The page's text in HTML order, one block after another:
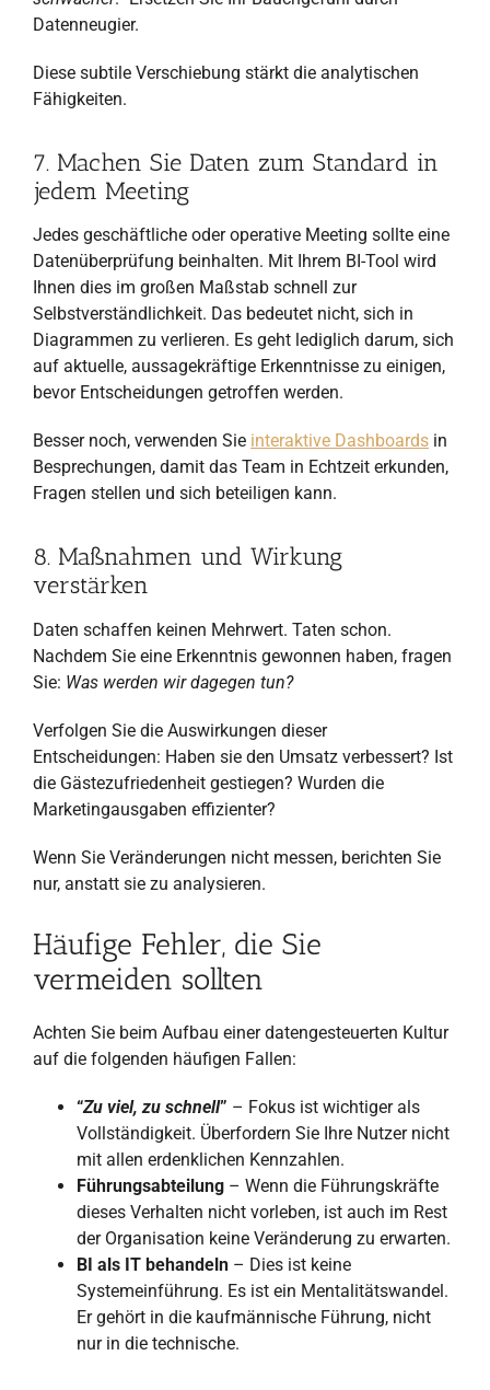
Datenneugier.
Diese subtile Verschiebung stärkt die analytischen
Fähigkeiten.
7. Machen Sie Daten zum Standard in
jedem Meeting
Jedes geschäftliche oder operative Meeting sollte eine
Datenüberprüfung beinhalten. Mit Ihrem BI-Tool wird
Ihnen dies im großen Maßstab schnell zur
Selbstverständlichkeit. Das bedeutet nicht, sich in
Diagrammen zu verlieren. Es geht lediglich darum, sich
auf aktuelle, aussagekräftige Erkenntnisse zu einigen,
bevor Entscheidungen getroffen werden.
Besser noch, verwenden Sie interaktive Dashboards in
Besprechungen, damit das Team in Echtzeit erkunden,
Fragen stellen und sich beteiligen kann.
8. Maßnahmen und Wirkung
verstärken
Daten schaffen keinen Mehrwert. Taten schon.
Nachdem Sie eine Erkenntnis gewonnen haben, fragen
Sie: Was werden wir dagegen tun?
Verfolgen Sie die Auswirkungen dieser
Entscheidungen: Haben sie den Umsatz verbessert? Ist
die Gästezufriedenheit gestiegen? Wurden die
Marketingausgaben effizienter?
Wenn Sie Veränderungen nicht messen, berichten Sie
nur, anstatt sie zu analysieren.
Häufige Fehler, die Sie
vermeiden sollten
Achten Sie beim Aufbau einer datengesteuerten Kultur
auf die folgenden häufigen Fallen:
“Zu viel, zu schnell” – Fokus ist wichtiger als
Vollständigkeit. Überfordern Sie Ihre Nutzer nicht
mit allen erdenklichen Kennzahlen.
Führungsabteilung – Wenn die Führungskräfte
dieses Verhalten nicht vorleben, ist auch im Rest
der Organisation keine Veränderung zu erwarten.
BI als IT behandeln – Dies ist keine
Systemeinführung. Es ist ein Mentalitätswandel.
Er gehört in die kaufmännische Führung, nicht
nur in die technische.